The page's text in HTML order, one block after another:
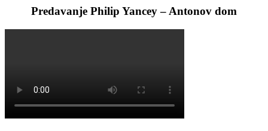
Predavanje Philip Yancey – Antonov dom